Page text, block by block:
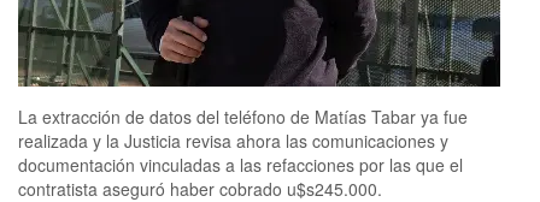
La extracción de datos del teléfono de Matías Tabar ya fue
realizada y la Justicia revisa ahora las comunicaciones y
documentación vinculadas a las refacciones por las que el
contratista aseguró haber cobrado u$s245.000.